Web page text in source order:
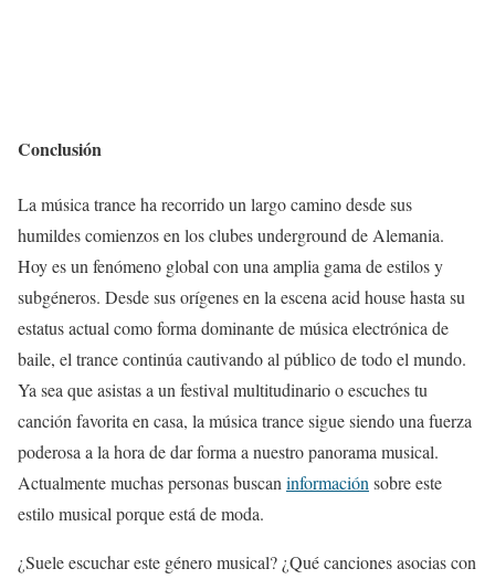
Conclusión
La música trance ha recorrido un largo camino desde sus
humildes comienzos en los clubes underground de Alemania.
Hoy es un fenómeno global con una amplia gama de estilos y
subgéneros. Desde sus orígenes en la escena acid house hasta su
estatus actual como forma dominante de música electrónica de
baile, el trance continúa cautivando al público de todo el mundo.
Ya sea que asistas a un festival multitudinario o escuches tu
canción favorita en casa, la música trance sigue siendo una fuerza
poderosa a la hora de dar forma a nuestro panorama musical.
Actualmente muchas personas buscan información sobre este
estilo musical porque está de moda.
¿Suele escuchar este género musical? ¿Qué canciones asocias con